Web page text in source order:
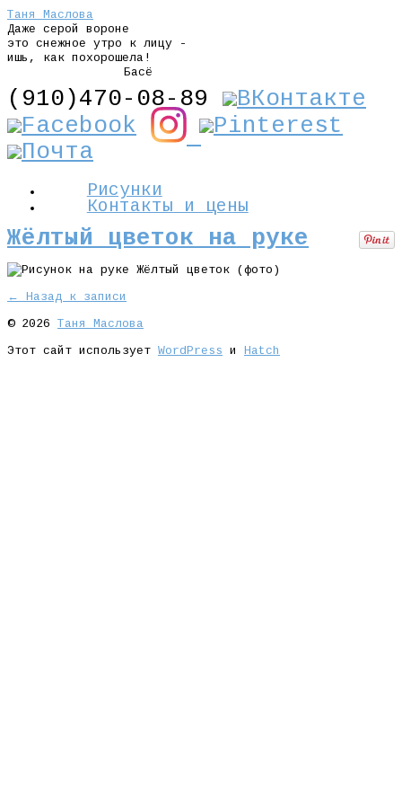
Таня Маслова
Даже серой вороне
это снежное утро к лицу -
ишь, как похорошела!
Басё
(910)470-08-89
Рисунки
Контакты и цены
Жёлтый цветок на руке
← Назад к записи
© 2026 Таня Маслова
Этот сайт использует WordPress и Hatch